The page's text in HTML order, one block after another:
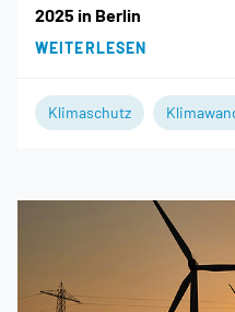
2025 in Berlin
WEITERLESEN
Klimaschutz